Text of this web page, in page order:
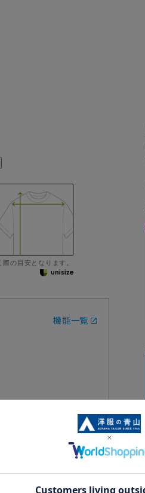
の目安となります。
機能一覧
ルアンサンブルです。
ただくことで、膝がしっ
ス。ナチュラルストレッ